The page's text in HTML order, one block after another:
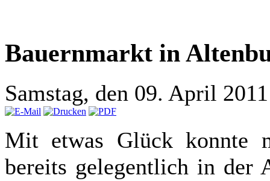
Bauernmarkt in
Samstag, den 09. April
Mit etwas Glück konnte
bereits gelegentlich in der